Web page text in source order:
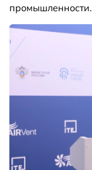
промышленности.